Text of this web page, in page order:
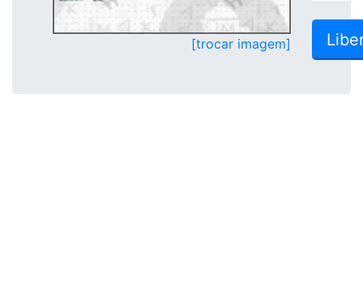
[trocar imagem]